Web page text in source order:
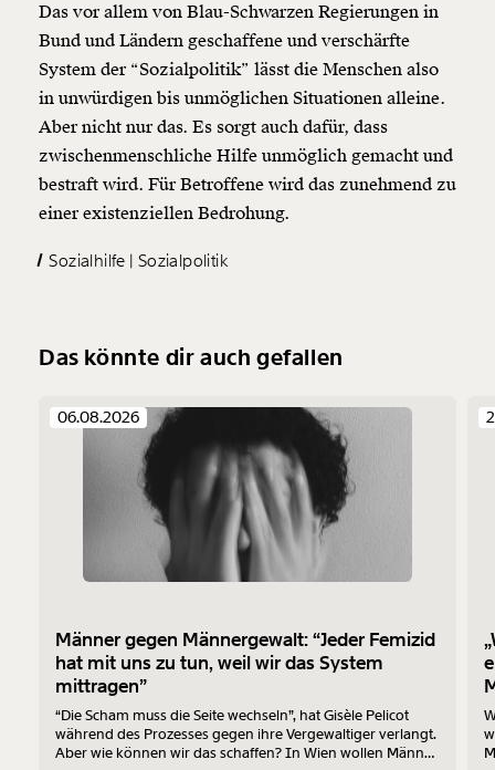
Das vor allem von Blau-Schwarzen Regierungen in
Bund und Ländern geschaffene und verschärfte
System der “Sozialpolitik” lässt die Menschen also
in unwürdigen bis unmöglichen Situationen alleine.
Aber nicht nur das. Es sorgt auch dafür, dass
zwischenmenschliche Hilfe unmöglich gemacht und
bestraft wird. Für Betroffene wird das zunehmend zu
einer existenziellen Bedrohung.
Sozialhilfe Sozialpolitik
Das könnte dir auch gefallen
06.08.2026
Männer gegen Männergewalt: “Jeder Femizid
hat mit uns zu tun, weil wir das System
mittragen”
“Die Scham muss die Seite wechseln”, hat Gisèle Pelicot
während des Prozesses gegen ihre Vergewaltiger verlangt.
Aber wie können wir das schaffen? In Wien wollen Männer